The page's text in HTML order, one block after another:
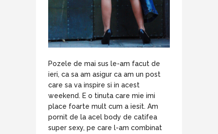
Pozele de mai sus le-am facut de
ieri, ca sa am asigur ca am un post
care sa va inspire si in acest
weekend. E o tinuta care mie imi
place foarte mult cum a iesit. Am
pornit de la acel body de catifea
super sexy, pe care l-am combinat